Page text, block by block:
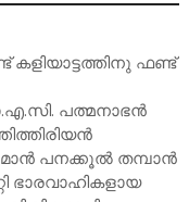
കളിയാട്ടത്തിനു ഫണ്ട്
പത്മനാഭൻ
പനക്കൂൽ തമ്പാൻ
ഭാരവാഹികളായ